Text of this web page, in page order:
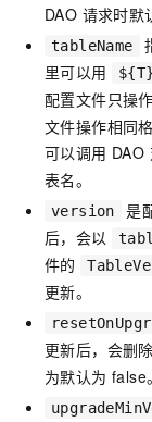
DAO 请求时默
tableName
里可以用
配置文件只操
文件操作相同
可以调用 DAO
表名。
version 是
后，会以
件的
更新。
更新后，会删
为默认为 false。